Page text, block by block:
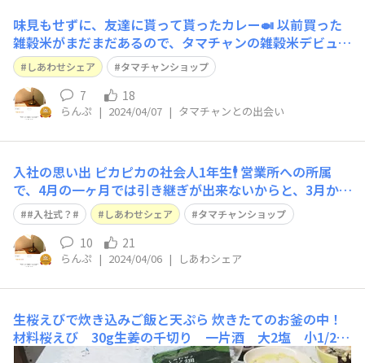
味見もせずに、友達に貰って貰ったカレー🍛 以前買った
雑穀米がまだまだあるので、タマチャンの雑穀米デビュー
は先になります🥺
しあわせシェア タマチャンショップ
7 18
らんぷ | 2024/04/07 | タマチャンとの出会い
入社の思い出 ピカピカの社会人1年生🕴 営業所への所属
で、4月の一ヶ月では引き継ぎが出来ないからと、3月から
アルバイトで通勤。 いざ！ 4/1！ 新入社員！ と思い、
スーツ姿で出勤🕴 ところが、上司からも先輩からも営業の
方々からも、何のお言葉もなく、普通に窓開けて空気の入
れ換えして掃除して(小
#入社式？# しあわせシェア タマチャンショップ
10 21
らんぷ | 2024/04/06 | しあわシェア
生桜えびで炊き込みご飯と天ぷら 炊きたてのお釜の中！
材料桜えび 30g生姜の千切り 一片酒 大2塩 小1/2
花藻塩使用お米 2合水 適量みらいのしょうが 小1し